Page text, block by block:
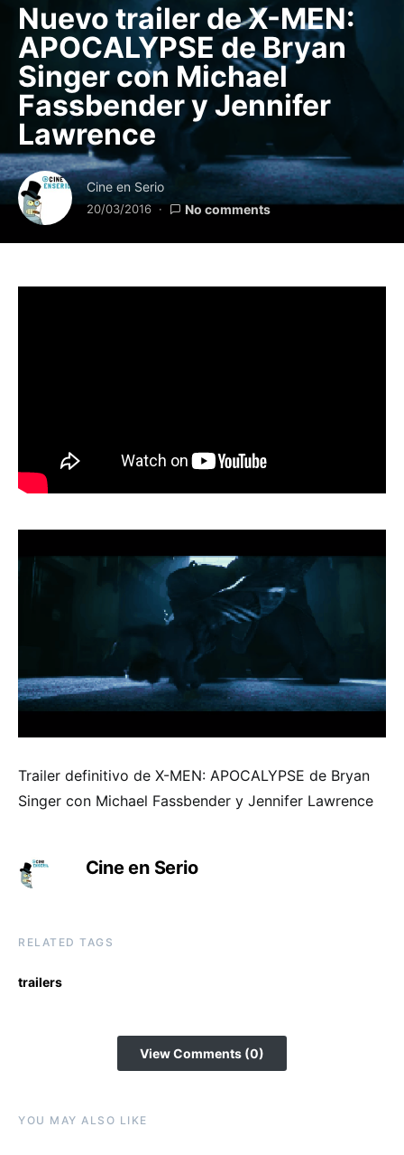
Nuevo trailer de X-MEN:
APOCALYPSE de Bryan
Singer con Michael
Fassbender y Jennifer
Lawrence
Cine en Serio
20/03/2016 No comments
Trailer definitivo de X-MEN: APOCALYPSE de Bryan
Singer con Michael Fassbender y Jennifer Lawrence
Cine en Serio
RELATED TAGS
trailers
View Comments (0)
YOU MAY ALSO LIKE